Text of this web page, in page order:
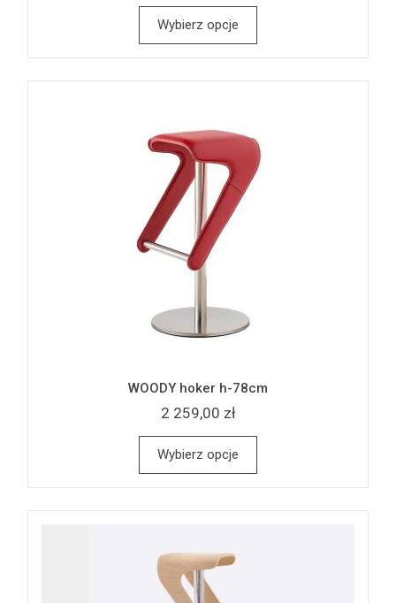
Wybierz opcje
WOODY hoker h-78cm
2 259,00 zł
Wybierz opcje